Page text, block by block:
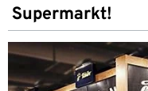
Supermarkt!